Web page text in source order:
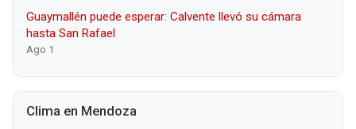
Guaymallén puede esperar: Calvente llevó su cámara
hasta San Rafael
Ago 1
Clima en Mendoza